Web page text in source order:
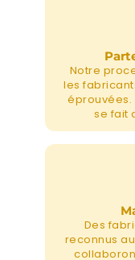
Notre
les
éprouvées.
se fait
Des
reconnus